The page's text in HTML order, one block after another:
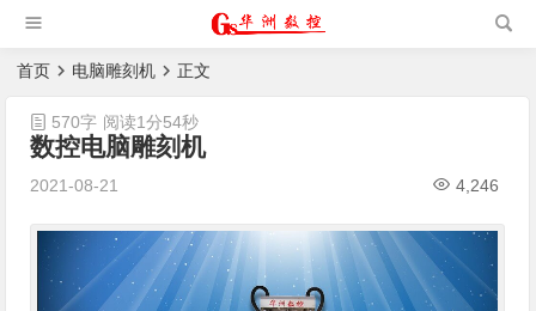
|猫抓板生产设备|非标
自动化设备
首页 电脑雕刻机 正文
数控电脑雕刻机
2021-08-21 4,246
570字 阅读1分54秒